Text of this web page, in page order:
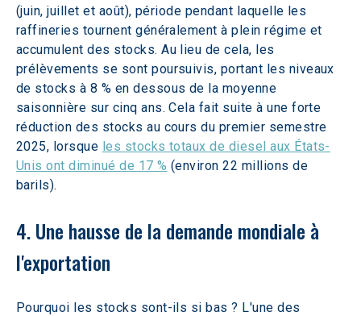
(juin, juillet et août), période pendant laquelle les
raffineries tournent généralement à plein régime et
accumulent des stocks. Au lieu de cela, les
prélèvements se sont poursuivis, portant les niveaux
de stocks à 8 % en dessous de la moyenne
saisonnière sur cinq ans. Cela fait suite à une forte
réduction des stocks au cours du premier semestre
2025, lorsque les stocks totaux de diesel aux États-
Unis ont diminué de 17 % (environ 22 millions de
barils).
4. Une hausse de la demande mondiale à
l'exportation
Pourquoi les stocks sont-ils si bas ? L'une des